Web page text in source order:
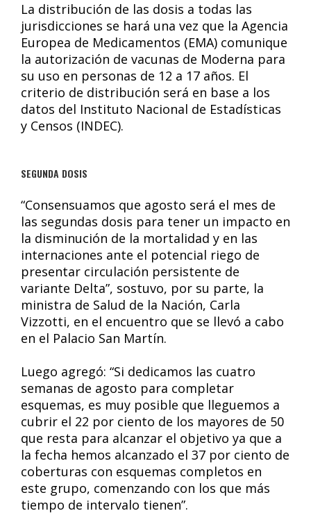
La distribución de las dosis a todas las
jurisdicciones se hará una vez que la Agencia
Europea de Medicamentos (EMA) comunique
la autorización de vacunas de Moderna para
su uso en personas de 12 a 17 años. El
criterio de distribución será en base a los
datos del Instituto Nacional de Estadísticas
y Censos (INDEC).
SEGUNDA DOSIS
“Consensuamos que agosto será el mes de
las segundas dosis para tener un impacto en
la disminución de la mortalidad y en las
internaciones ante el potencial riego de
presentar circulación persistente de
variante Delta”, sostuvo, por su parte, la
ministra de Salud de la Nación, Carla
Vizzotti, en el encuentro que se llevó a cabo
en el Palacio San Martín.
Luego agregó: “Si dedicamos las cuatro
semanas de agosto para completar
esquemas, es muy posible que lleguemos a
cubrir el 22 por ciento de los mayores de 50
que resta para alcanzar el objetivo ya que a
la fecha hemos alcanzado el 37 por ciento de
coberturas con esquemas completos en
este grupo, comenzando con los que más
tiempo de intervalo tienen”.